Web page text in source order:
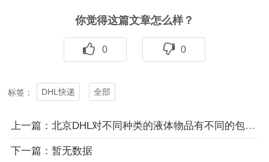
你觉得这篇文章怎么样？
0 0
标签： DHL快递 全部
上一篇：北京DHL对不同种类的液体物品有不同的包装要求吗？
下一篇：暂无数据